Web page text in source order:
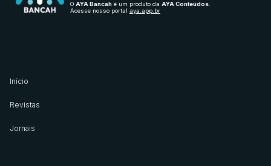
O AYA Bancah é um produto da AYA Conteúdos.
Acesse nosso portal aya.app.br
Início
Revistas
Jornais